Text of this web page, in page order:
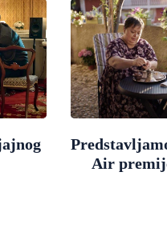
Air